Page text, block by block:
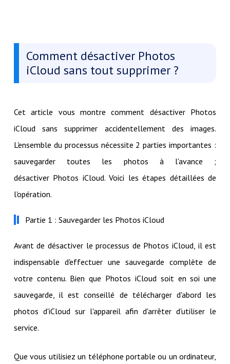
Comment désactiver Photos
iCloud sans tout supprimer ?
Cet article vous montre comment désactiver Photos
iCloud sans supprimer accidentellement des images.
L'ensemble du processus nécessite 2 parties importantes :
sauvegarder toutes les photos à l'avance ;
désactiver Photos iCloud. Voici les étapes détaillées de
l'opération.
Partie 1 : Sauvegarder les Photos iCloud
Avant de désactiver le processus de Photos iCloud, il est
indispensable d'effectuer une sauvegarde complète de
votre contenu. Bien que Photos iCloud soit en soi une
sauvegarde, il est conseillé de télécharger d'abord les
photos d'iCloud sur l'appareil afin d'arrêter d'utiliser le
service.
Que vous utilisiez un téléphone portable ou un ordinateur,